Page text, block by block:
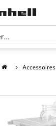
Accessoires